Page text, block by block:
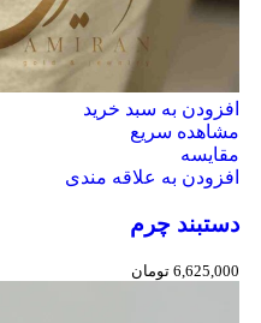
افزودن به سبد خرید
مشاهده سریع
مقایسه
افزودن به علاقه مندی
دستبند چرم
6,625,000 تومان